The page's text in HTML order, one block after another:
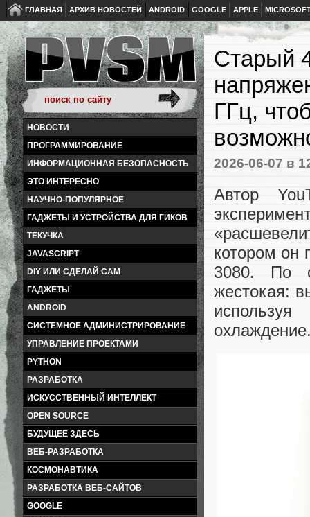
ГЛАВНАЯ АРХИВ НОВОСТЕЙ ANDROID GOOGLE APPLE
НОВОСТИ
ПРОГРАММИРОВАНИЕ
ИНФОРМАЦИОННАЯ БЕЗОПАСНОСТЬ
ЭТО ИНТЕРЕСНО
НАУЧНО-ПОПУЛЯРНОЕ
ГАДЖЕТЫ И УСТРОЙСТВА ДЛЯ ГИКОВ
ТЕКУЧКА
JAVASCRIPT
DIY ИЛИ СДЕЛАЙ САМ
ГАДЖЕТЫ
ANDROID
СИСТЕМНОЕ АДМИНИСТРИРОВАНИЕ
УПРАВЛЕНИЕ ПРОЕКТАМИ
PYTHON
РАЗРАБОТКА
ИСКУССТВЕННЫЙ ИНТЕЛЛЕКТ
OPEN SOURCE
БУДУЩЕЕ ЗДЕСЬ
ВЕБ-РАЗРАБОТКА
КОСМОНАВТИКА
РАЗРАБОТКА ВЕБ-САЙТОВ
GOOGLE
Старый
ГГц,
2026-06-07 в
Автор
котором он
3080. По
жестокая: